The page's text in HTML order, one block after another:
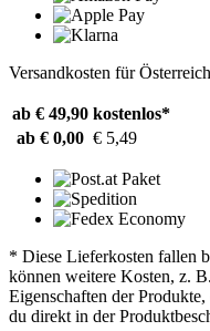
Versandkosten für Österreich
ab € 49,90 kostenlos*
ab € 0,00 € 5,49
* Diese Lieferkosten fallen
können weitere Kosten, z.
Eigenschaften der
du direkt in der